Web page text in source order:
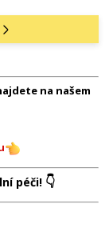
na našem
péči!👇